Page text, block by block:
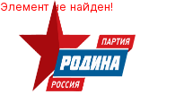
Элемент не найден!